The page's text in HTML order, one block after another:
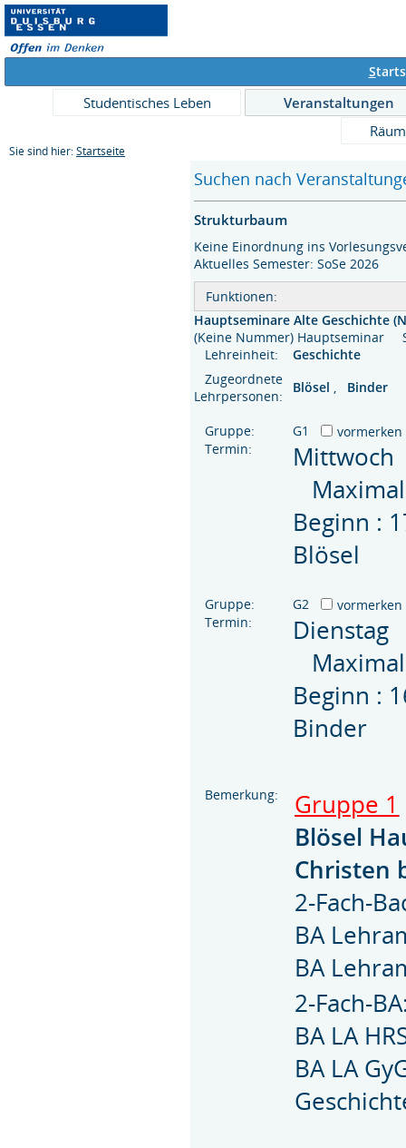
S
Studentisches Leben
Veranstaltungen
Sie sind hier: Startseite
Suchen nach
Strukturbaum
Keine Einordnung ins
Aktuelles Semester: SoSe 2026
Funktionen:
Hauptseminare Alte Geschichte
(Keine Nummer)
Lehreinheit:
Geschichte
Zugeordnete
Lehrpersonen:
Blösel Binder
Gruppe: G1
vormerken
Termin:
Beginn :
Blösel
Gruppe: G2
vormerken
Termin:
Beginn :
Binder
Bemerkung:
Gruppe 1
Blösel
Christen
2-Fach-
BA
BA
2-Fach-
BA LA
BA LA